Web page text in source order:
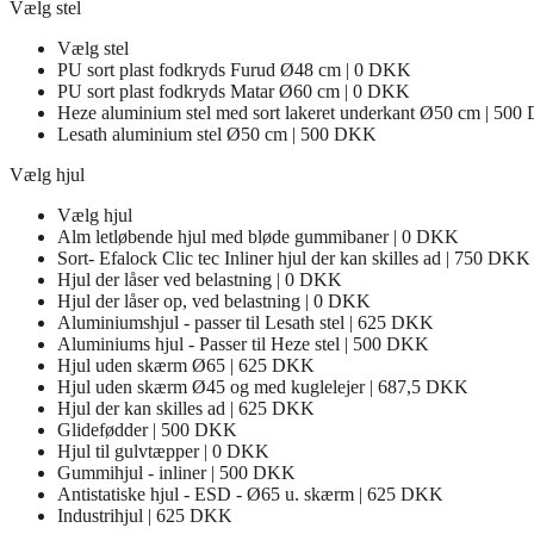
Vælg stel
Vælg stel
PU sort plast fodkryds Furud Ø48 cm | 0 DKK
PU sort plast fodkryds Matar Ø60 cm | 0 DKK
Heze aluminium stel med sort lakeret underkant Ø50 cm | 500
Lesath aluminium stel Ø50 cm | 500 DKK
Vælg hjul
Vælg hjul
Alm letløbende hjul med bløde gummibaner | 0 DKK
Sort- Efalock Clic tec Inliner hjul der kan skilles ad | 750 DKK
Hjul der låser ved belastning | 0 DKK
Hjul der låser op, ved belastning | 0 DKK
Aluminiumshjul - passer til Lesath stel | 625 DKK
Aluminiums hjul - Passer til Heze stel | 500 DKK
Hjul uden skærm Ø65 | 625 DKK
Hjul uden skærm Ø45 og med kuglelejer | 687,5 DKK
Hjul der kan skilles ad | 625 DKK
Glidefødder | 500 DKK
Hjul til gulvtæpper | 0 DKK
Gummihjul - inliner | 500 DKK
Antistatiske hjul - ESD - Ø65 u. skærm | 625 DKK
Industrihjul | 625 DKK